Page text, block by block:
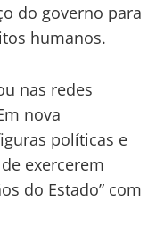
do governo para
humanos.
nas redes
nova
políticas e
exercerem
do Estado” com